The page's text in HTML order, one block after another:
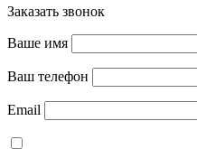
Заказать звонок
Ваше имя
Ваш телефон
Email